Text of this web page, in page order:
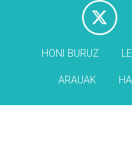
HONI BURUZ
ARAUAK